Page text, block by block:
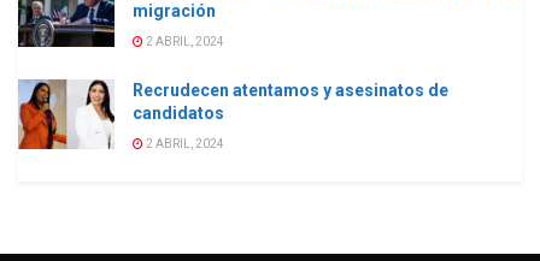
migración
2 ABRIL, 2024
Recrudecen atentamos y asesinatos de
candidatos
2 ABRIL, 2024